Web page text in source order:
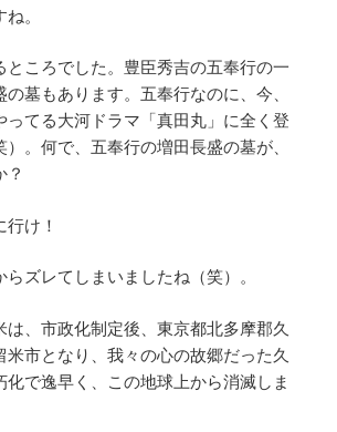
。
ところでした。豊臣秀吉の五奉行の一
の墓もあります。五奉行なのに、今、
ってる大河ドラマ「真田丸」に全く登
。何で、五奉行の増田長盛の墓が、
？
け！
ズレてしまいましたね（笑）。
は、市政化制定後、東京都北多摩郡久
米市となり、我々の心の故郷だった久
化で逸早く、この地球上から消滅しま